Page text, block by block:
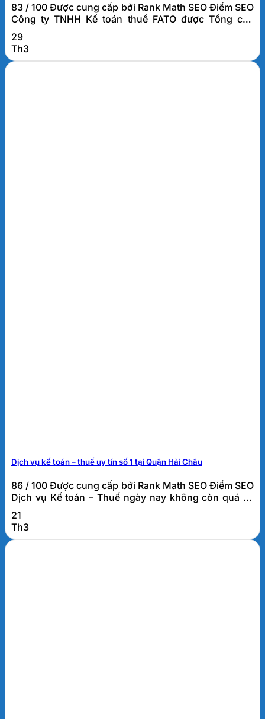
83 / 100 Được cung cấp bởi Rank Math SEO Điểm SEO
Công ty TNHH Kế toán thuế FATO được Tổng cục
thuế – Cục thuế thành phố Đà Nẵng cấp Giấy xác
nhận đủ điều kiện kinh doanh dịch vụ làm thủ tục về
Thuế số 13521 GXN-CTDAN ngày 28/12/2023. Theo
đó Công ty có trách...
29
Th3
Dịch vụ kế toán – thuế uy tín số 1 tại Quận Hải Châu
86 / 100 Được cung cấp bởi Rank Math SEO Điểm SEO
Dịch vụ Kế toán – Thuế ngày nay không còn quá xa
lạ. Đặc biệt đối với các công ty mới thành lập hay
công ty khởi nghiệp. Đây là công việc đòi hỏi người
nhân viên sự cẩn thận và tỉ mỉ cao. Dựa...
21
Th3